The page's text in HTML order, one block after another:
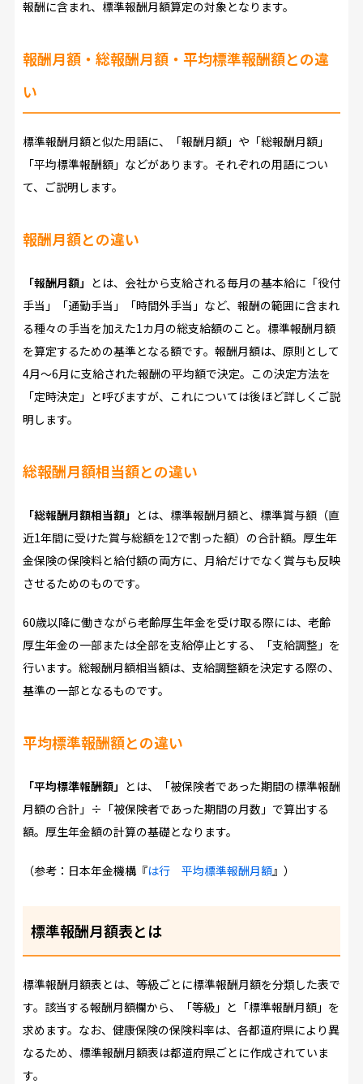
報酬に含まれ、標準報酬月額算定の対象となります。
報酬月額・総報酬月額・平均標準報酬額との違
い
標準報酬月額と似た用語に、「報酬月額」や「総報酬月額」
「平均標準報酬額」などがあります。それぞれの用語につい
て、ご説明します。
報酬月額との違い
「報酬月額」 とは、会社から支給される毎月の基本給に「役付
手当」「通勤手当」「時間外手当」など、報酬の範囲に含まれ
る種々の手当を加えた1カ月の総支給額のこと。標準報酬月額
を算定するための基準となる額です。報酬月額は、原則として
4月～6月に支給された報酬の平均額で決定。この決定方法を
「定時決定」と呼びますが、これについては後ほど詳しくご説
明します。
総報酬月額相当額との違い
「総報酬月額相当額」 とは、標準報酬月額と、標準賞与額（直
近1年間に受けた賞与総額を12で割った額）の合計額。厚生年
金保険の保険料と給付額の両方に、月給だけでなく賞与も反映
させるためのものです。
60歳以降に働きながら老齢厚生年金を受け取る際には、老齢
厚生年金の一部または全部を支給停止とする、「支給調整」を
行います。総報酬月額相当額は、支給調整額を決定する際の、
基準の一部となるものです。
平均標準報酬額との違い
「平均標準報酬額」 とは、「被保険者であった期間の標準報酬
月額の合計」÷「被保険者であった期間の月数」で算出する
額。厚生年金額の計算の基礎となります。
（参考：日本年金機構『は行 平均標準報酬月額』）
標準報酬月額表とは
標準報酬月額表とは、等級ごとに標準報酬月額を分類した表で
す。該当する報酬月額欄から、「等級」と「標準報酬月額」を
求めます。なお、健康保険の保険料率は、各都道府県により異
なるため、標準報酬月額表は都道府県ごとに作成されていま
す。